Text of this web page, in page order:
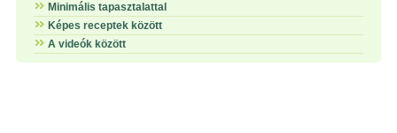
Minimális tapasztalattal
Képes receptek között
A videók között